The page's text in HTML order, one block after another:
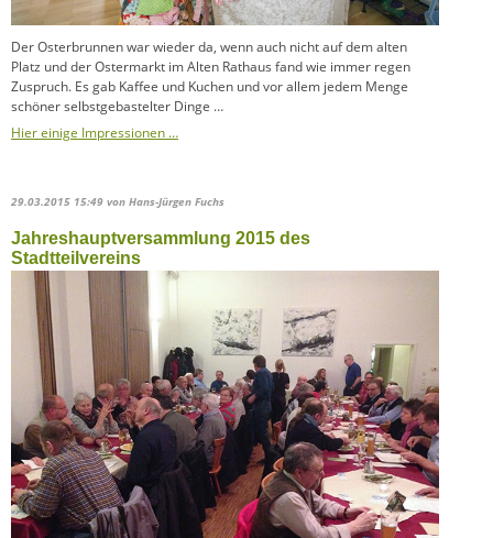
Der Osterbrunnen war wieder da, wenn auch nicht auf dem alten
Platz und der Ostermarkt im Alten Rathaus fand wie immer regen
Zuspruch. Es gab Kaffee und Kuchen und vor allem jedem Menge
schöner selbstgebastelter Dinge …
Hier einige Impressionen …
29.03.2015 15:49 von Hans-Jürgen Fuchs
Jahreshauptversammlung 2015 des
Stadtteilvereins